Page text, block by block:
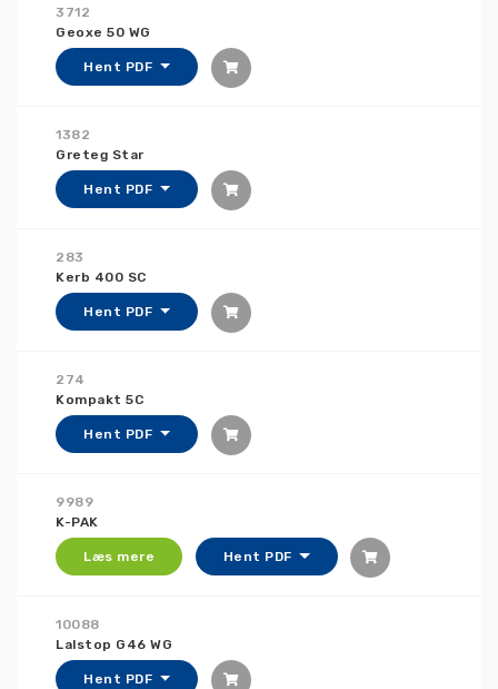
3712
Geoxe 50 WG
Hent PDF
1382
Greteg Star
Hent PDF
283
Kerb 400 SC
Hent PDF
274
Kompakt 5C
Hent PDF
9989
K-PAK
Læs mere Hent PDF
10088
Lalstop G46 WG
Hent PDF